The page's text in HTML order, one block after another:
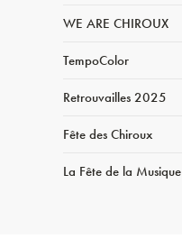
WE ARE CHIROUX
TempoColor
Retrouvailles 2025
Fête des Chiroux
La Fête de la Musique